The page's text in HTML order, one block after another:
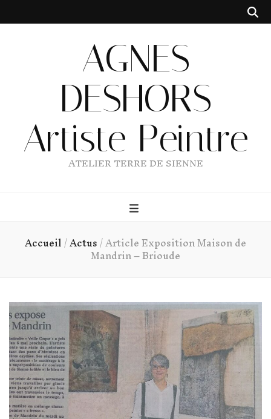
AGNES
DESHORS
Artiste Peintre
ATELIER TERRE DE SIENNE
Accueil/Actus/Article Exposition Maison de
Mandrin – Brioude